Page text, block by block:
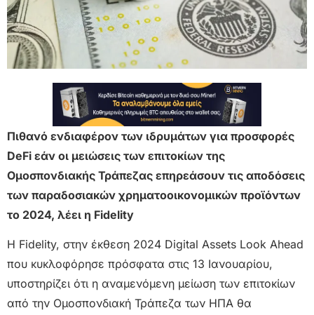
Πιθανό ενδιαφέρον των ιδρυμάτων για προσφορές
DeFi εάν οι μειώσεις των επιτοκίων της
Ομοσπονδιακής Τράπεζας επηρεάσουν τις αποδόσεις
των παραδοσιακών χρηματοοικονομικών προϊόντων
το 2024, λέει η Fidelity
Η Fidelity, στην έκθεση 2024 Digital Assets Look Ahead
που κυκλοφόρησε πρόσφατα στις 13 Ιανουαρίου,
υποστηρίζει ότι η αναμενόμενη μείωση των επιτοκίων
από την Ομοσπονδιακή Τράπεζα των ΗΠΑ θα